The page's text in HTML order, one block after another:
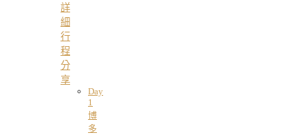
詳
細
行
程
分
享
Day
1
博
多